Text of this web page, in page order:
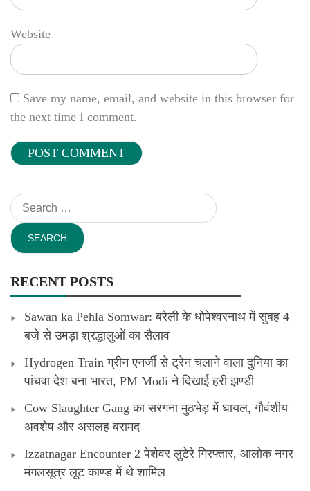
Website
Save my name, email, and website in this browser for
the next time I comment.
Search
for:
RECENT POSTS
Sawan ka Pehla Somwar: बरेली के धोपेश्वरनाथ में सुबह 4
बजे से उमड़ा श्रद्धालुओं का सैलाव
Hydrogen Train ग्रीन एनर्जी से ट्रेन चलाने वाला दुनिया का
पांचवा देश बना भारत, PM Modi ने दिखाई हरी झण्डी
Cow Slaughter Gang का सरगना मुठभेड़ में घायल, गौवंशीय
अवशेष और असलह बरामद
Izzatnagar Encounter 2 पेशेवर लुटेरे गिरफ्तार, आलोक नगर
मंगलसूत्र लूट काण्‍ड में थे शामिल